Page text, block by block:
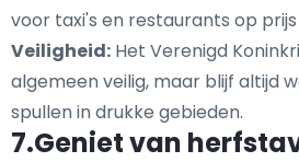
voor taxi's en restaurants op
Veiligheid: Het Verenigd
algemeen veilig, maar blijf altijd
spullen in drukke gebieden.
7.Geniet van